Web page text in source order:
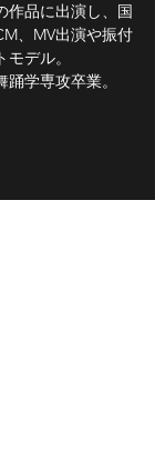
作品に出演し、国
、MV出演や振付
デル。
学専攻卒業。